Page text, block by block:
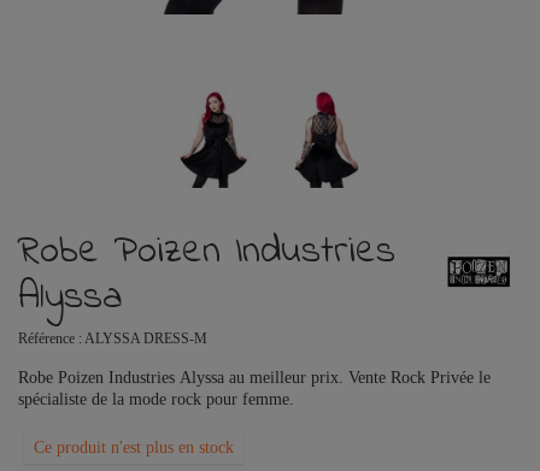
Robe Poizen Industries
Alyssa
Référence : ALYSSA DRESS-M
Robe Poizen Industries Alyssa au meilleur prix. Vente Rock Privée le
spécialiste de la mode rock pour femme.
Ce produit n'est plus en stock